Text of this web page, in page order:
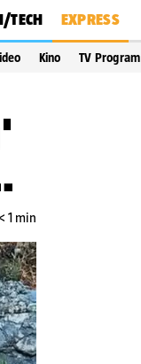
TECH EXPRESS
Kino TV Program
1 min